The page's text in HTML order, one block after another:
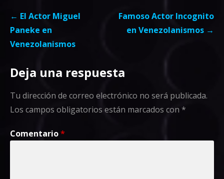
Navegación
de
entradas
← El Actor Miguel
Paneke en
Venezolanismos
Famoso Actor Incognito
en Venezolanismos →
Deja una respuesta
Tu dirección de correo electrónico no será publicada.
Los campos obligatorios están marcados con *
Comentario*